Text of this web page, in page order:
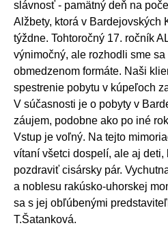
slávnosť - pamätný deň na
Alžbety, ktorá v Bardejovských
týždne. Tohtoročný 17. ročník
výnimočný, ale rozhodli sme
obmedzenom formáte. Naši
spestrenie pobytu v kúpeľoch
V súčasnosti je o pobyty v
záujem, podobne ako po iné
Vstup je voľný. Na tejto
vítaní všetci dospelí, ale aj
pozdraviť cisársky pár.
a noblesu rakúsko-uhorskej
sa s jej obľúbenými
T.Šatanková.